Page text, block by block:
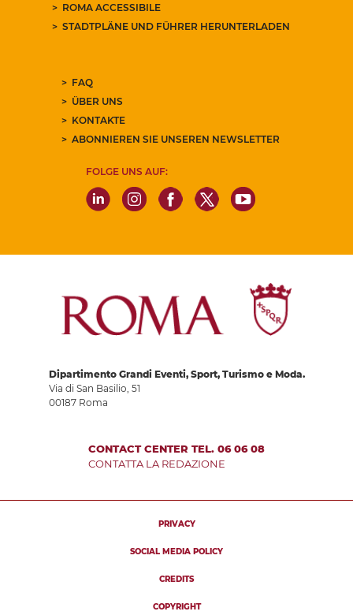
ROMA ACCESSIBILE
STADTPLÄNE UND FÜHRER HERUNTERLADEN
FAQ
ÜBER UNS
KONTAKTE
ABONNIEREN SIE UNSEREN NEWSLETTER
FOLGE UNS AUF:
Dipartimento Grandi Eventi, Sport, Turismo e Moda.
Via di San Basilio, 51
00187 Roma
CONTACT CENTER TEL. 06 06 08
CONTATTA LA REDAZIONE
PRIVACY
SOCIAL MEDIA POLICY
CREDITS
COPYRIGHT